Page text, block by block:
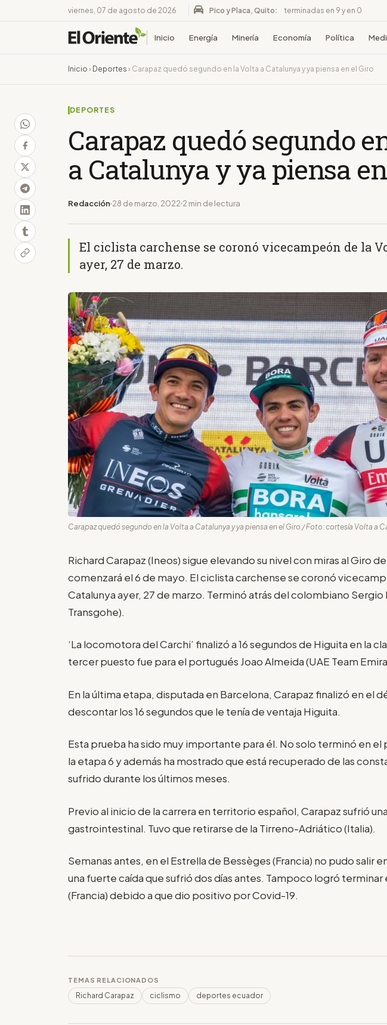
viernes, 07 de agosto de 2026 Pico y Placa, Quito: terminadas en 9 y en 0
Inicio Energía Minería Economía Política
Inicio › Deportes › Carapaz quedó segundo en la Volta a Catalunya y ya piensa en el Giro
DEPORTES
Carapaz quedó segundo
a Catalunya y ya piensa
Redacción 28 de marzo, 2022 2 min de lectura
El ciclista carchense se coronó vicecampeón de la
ayer, 27 de marzo.
Carapaz quedó segundo en la Volta a Catalunya y ya piensa en el Giro / Foto: cortesía Volta a
Richard Carapaz (Ineos) sigue elevando su nivel con miras al Giro
comenzará el 6 de mayo. El ciclista carchense se coronó
Catalunya ayer, 27 de marzo. Terminó atrás del colombiano Sergio
Transgohe).
‘La locomotora del Carchi’ finalizó a 16 segundos de Higuita en la
tercer puesto fue para el portugués Joao Almeida (UAE Team
En la última etapa, disputada en Barcelona, Carapaz finalizó en el
descontar los 16 segundos que le tenía de ventaja Higuita.
Esta prueba ha sido muy importante para él. No solo terminó en el
la etapa 6 y además ha mostrado que está recuperado de las
sufrido durante los últimos meses.
Previo al inicio de la carrera en territorio español, Carapaz sufrió
gastrointestinal. Tuvo que retirarse de la Tirreno-Adriático (Italia).
Semanas antes, en el Estrella de Bessèges (Francia) no pudo salir
una fuerte caída que sufrió dos días antes. Tampoco logró terminar
(Francia) debido a que dio positivo por Covid-19.
TEMAS RELACIONADOS
Richard Carapaz ciclismo deportes ecuador